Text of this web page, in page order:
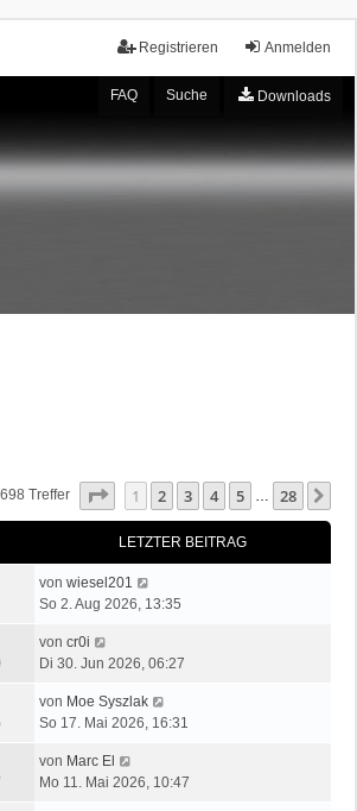
Anmelden
Registrieren
FAQ Suche Downloads
Treffer Seite Von
1 2 3 4 5 … 28
LETZTER BEITRAG
von wiesel201
So 2. Aug 2026, 13:35
von cr0i
Di 30. Jun 2026, 06:27
von Moe Syszlak
So 17. Mai 2026, 16:31
von Marc El
Mo 11. Mai 2026, 10:47